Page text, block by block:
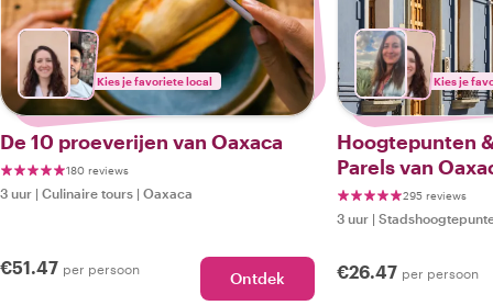
Kies je favoriete local
De 10 proeverijen van Oaxaca
180 reviews
3 uur | Culinaire tours | Oaxaca
€51.47 per persoon Ontdek
Kies je
Hoogtepunten
Parels van
295 reviews
3 uur |
€26.47 per persoon